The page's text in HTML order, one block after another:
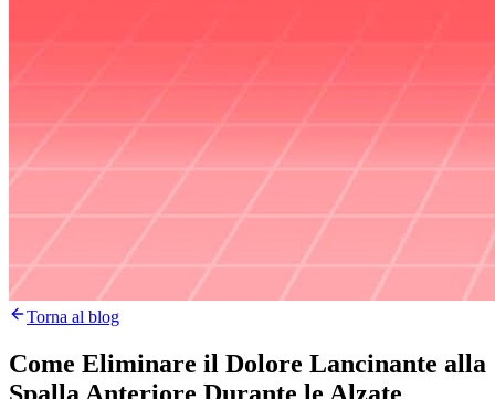
Torna al blog
Come Eliminare il Dolore Lancinante alla